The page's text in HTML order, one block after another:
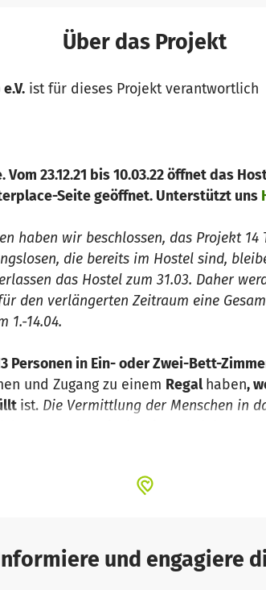
Über das Projekt
ist für dieses Projekt verantwortlich
23.12.21 bis 10.03.22 öffnet das
Seite geöffnet. Unterstützt uns
haben wir beschlossen, das Projekt 14
die bereits im Hostel sind,
das Hostel zum 31.03. Daher
den verlängerten Zeitraum eine
1.-14.04.
Personen in Ein- oder Zwei-Bett-
und Zugang zu einem Regalhaben,
ist. Die Vermittlung der Menschen in
zu ermöglichen, brauchen wir
und zu versorgen, werden
von 17.550€.
und engagiere